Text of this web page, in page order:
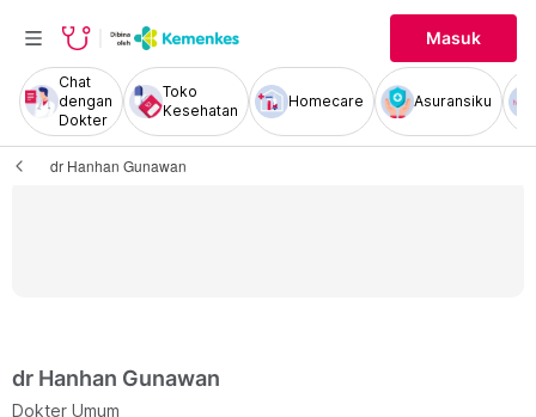
Masuk
Chat
dengan
Dokter
Toko
Kesehatan
Homecare Asuransiku
dr Hanhan Gunawan
dr Hanhan Gunawan
Dokter Umum